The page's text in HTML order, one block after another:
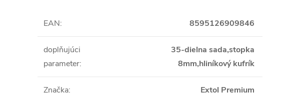
EAN: 8595126909846
doplňujúci
parameter:
35-dielna sada,stopka
8mm,hliníkový kufrík
Značka: Extol Premium